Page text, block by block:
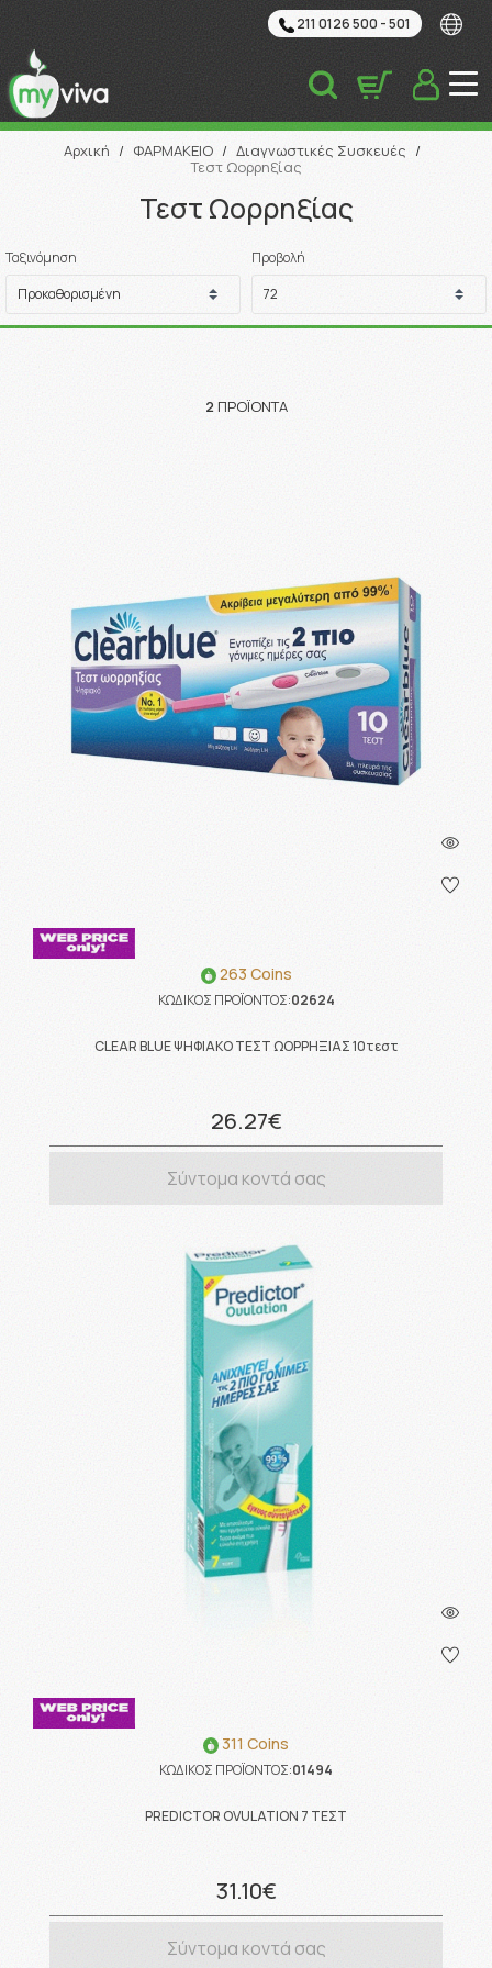
211 0126 500 - 501
Αναζήτηση
Αρχική / ΦΑΡΜΑΚΕΙΟ / Διαγνωστικές Συσκευές /
Τεστ Ωορρηξίας
Τεστ Ωορρηξίας
Ταξινόμηση Προβολή
2ΠΡΟΪΌΝΤΑ
263 Coins
ΚΩΔΙΚΟΣ ΠΡΟΪΟΝΤΟΣ:02624
CLEAR BLUE ΨΗΦΙΑΚΟ ΤΕΣΤ ΩΟΡΡΗΞΙΑΣ 10τεστ
26.27€
Σύντομα κοντά σας
311 Coins
ΚΩΔΙΚΟΣ ΠΡΟΪΟΝΤΟΣ:01494
PREDICTOR OVULATION 7 ΤΕΣΤ
31.10€
Σύντομα κοντά σας